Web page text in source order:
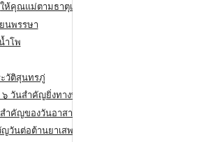
คุณแม่ตามธาตุเกิด
นพรรษา
ำโพ
วัติสุนทรภู่
วันสำคัญยิ่งทางพระพุทธศาสนา
าคัญของวันอาสาฬหบูชา
วันต่อต้านยาเสพติดสากล